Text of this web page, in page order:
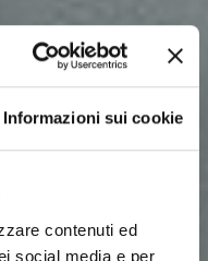
Informazioni sui cookie
contenuti ed
social media e per